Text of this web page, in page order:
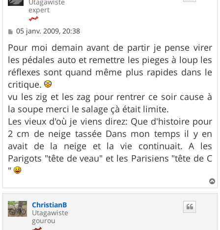
expert
M
s
s
a
g
e
05 janv. 2009, 20:38
Pour moi demain avant de partir je pense virer
les pédales auto et remettre les pieges à loup les
réflexes sont quand même plus rapides dans le
critique.
vu les zig et les zag pour rentrer ce soir cause à
la soupe merci le salage çà était limite.
Les vieux d'où je viens direz: Que d'histoire pour
2 cm de neige tassée Dans mon temps il y en
avait de la neige et la vie continuait. A les
Parigots "tête de veau" et les Parisiens "tête de C
"
a
ChristianB
Utagawiste
gourou